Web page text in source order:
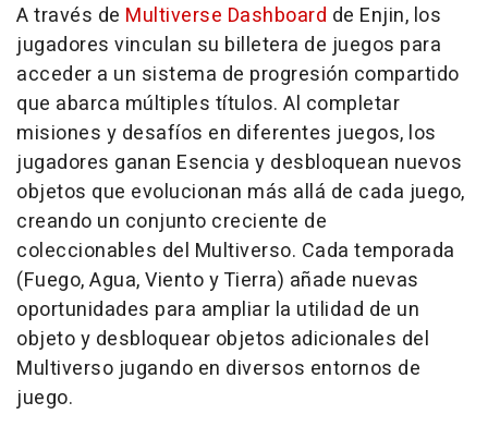
A través de Multiverse Dashboard de Enjin, los
jugadores vinculan su billetera de juegos para
acceder a un sistema de progresión compartido
que abarca múltiples títulos. Al completar
misiones y desafíos en diferentes juegos, los
jugadores ganan Esencia y desbloquean nuevos
objetos que evolucionan más allá de cada juego,
creando un conjunto creciente de
coleccionables del Multiverso. Cada temporada
(Fuego, Agua, Viento y Tierra) añade nuevas
oportunidades para ampliar la utilidad de un
objeto y desbloquear objetos adicionales del
Multiverso jugando en diversos entornos de
juego.